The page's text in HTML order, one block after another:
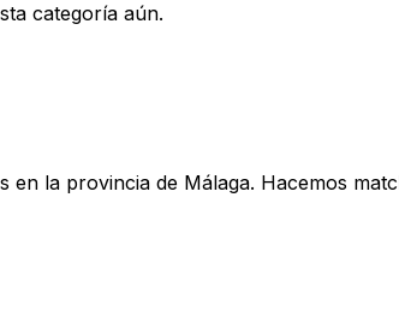
categoría aún.
en la provincia de Málaga. Hacemos